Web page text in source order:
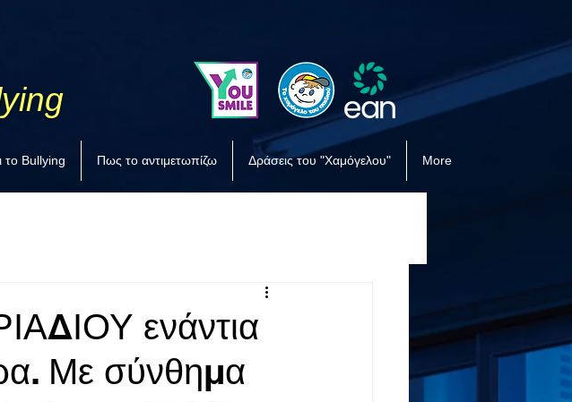
το Bullying Πως το αντιμετωπίζω Δράσεις του "Χαμόγελου" More
ενάντια
Με σύνθημα